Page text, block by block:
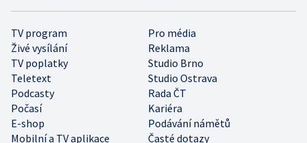
TV program
Pro média
Živé vysílání
Reklama
TV poplatky
Studio Brno
Teletext
Studio Ostrava
Podcasty
Rada ČT
Počasí
Kariéra
E-shop
Podávání námětů
Mobilní a TV aplikace
Časté dotazy